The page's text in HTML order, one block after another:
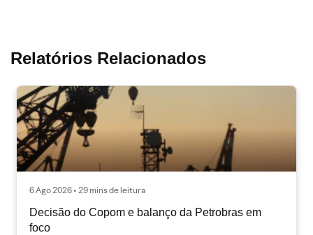
Relatórios Relacionados
6 Ago 2026 • 29 mins de leitura
Decisão do Copom e balanço da Petrobras em
foco